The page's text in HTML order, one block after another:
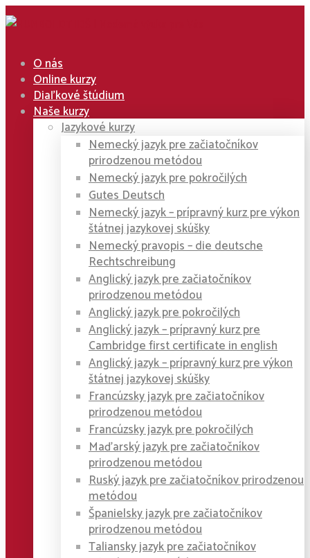
O nás
Online kurzy
Diaľkové štúdium
Naše kurzy
Jazykové kurzy
Nemecký jazyk pre začiatočníkov
prirodzenou metódou
Nemecký jazyk pre pokročilých
Gutes Deutsch
Nemecký jazyk – prípravný kurz pre výkon
štátnej jazykovej skúšky
Nemecký pravopis – die deutsche
Rechtschreibung
Anglický jazyk pre začiatočníkov
prirodzenou metódou
Anglický jazyk pre pokročilých
Anglický jazyk – prípravný kurz pre
Cambridge first certificate in english
Anglický jazyk – prípravný kurz pre výkon
štátnej jazykovej skúšky
Francúzsky jazyk pre začiatočníkov
prirodzenou metódou
Francúzsky jazyk pre pokročilých
Maďarský jazyk pre začiatočníkov
prirodzenou metódou
Ruský jazyk pre začiatočníkov prirodzenou
metódou
Španielsky jazyk pre začiatočníkov
prirodzenou metódou
Taliansky jazyk pre začiatočníkov